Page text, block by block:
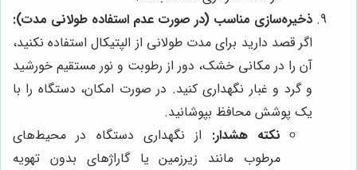
ذخیره‌سازی مناسب (در صورت عدم استفاده طولانی مدت):
اگر قصد دارید برای مدت طولانی از الپتیکال استفاده نکنید،
آن را در مکانی خشک، دور از رطوبت و نور مستقیم خورشید
و گرد و غبار نگهداری کنید. در صورت امکان، دستگاه را با
یک پوشش محافظ بپوشانید.
نکته هشدار: از نگهداری دستگاه در محیط‌های
مرطوب مانند زیرزمین یا گاراژهای بدون تهویه